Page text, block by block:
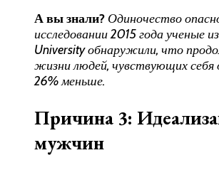
А вы знали? Одиночество
исследовании 2015года ученые из
Universityобнаружили, что
жизни людей, чувствующих себя
26% меньше.
Причина 3:
мужчин